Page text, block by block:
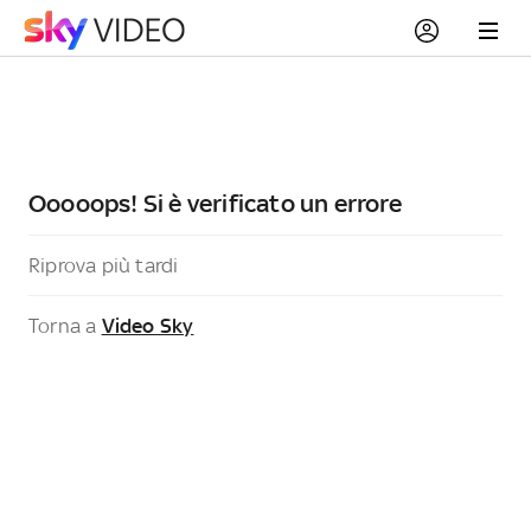
Ooooops! Si è verificato un errore
Riprova più tardi
Torna a Video Sky